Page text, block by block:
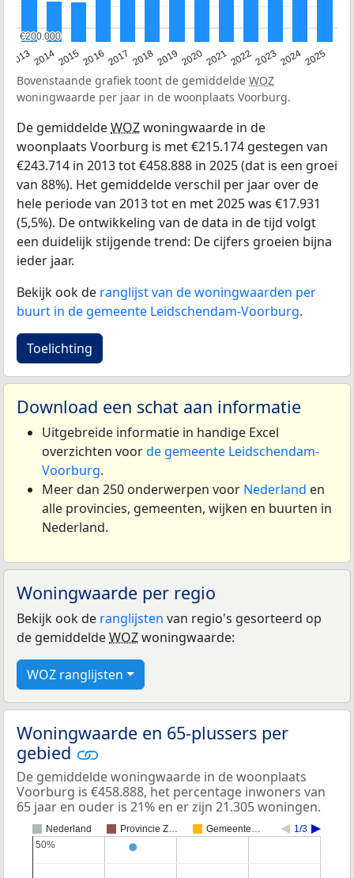
20132014201520162017 20182019 202020212022202320242025
€200.000
€200.000
Bovenstaande grafiek toont de gemiddelde WOZ
woningwaarde per jaar in de woonplaats Voorburg.
De gemiddeldeWOZwoningwaarde in de
woonplaats Voorburg is met €215.174 gestegen van
€243.714 in 2013 tot €458.888 in 2025 (dat is een groei
van 88%). Het gemiddelde verschil per jaar over de
hele periode van 2013 tot en met 2025 was €17.931
(5,5%). De ontwikkeling van de data in de tijd volgt
een duidelijk stijgende trend: De cijfers groeien bijna
ieder jaar.
Bekijk ook de ranglijst van de woningwaarden per
buurt in de gemeente Leidschendam-Voorburg.
Toelichting
Download een schat aan informatie
Uitgebreide informatie in handige Excel
overzichten voorde gemeente Leidschendam-
Voorburg.
Meer dan 250 onderwerpen voor Nederland en
alle provincies, gemeenten, wijken en buurten in
Nederland.
Woningwaarde per regio
Bekijk ook de ranglijsten van regio's gesorteerd op
de gemiddeldeWOZwoningwaarde:
WOZ ranglijsten
Woningwaarde en 65-plussers per
gebied
De gemiddelde woningwaarde in de woonplaats
Voorburg is €458.888, het percentage inwoners van
65 jaar en ouder is 21% en er zijn 21.305 woningen.
Nederland Provincie Z… Gemeente… 1/3
50%
50%